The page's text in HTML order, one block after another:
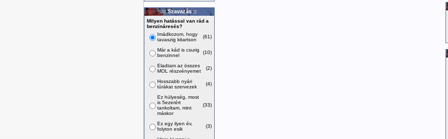
:: Szavazás ::
Milyen hatással van rád a
benzináresés?
Imádkozom, hogy
tavaszig kitartson
(61)
Már a kád is csurig
benzinnel
(10)
Eladtam az összes
MOL részvényemet
(2)
Hosszabb nyári
túrákat szervezek
(4)
Ez hülyeség, most
is 5ezerért
tankoltam, mint
máskor
(33)
Ez egy ilyen év,
folyton esik
(3)